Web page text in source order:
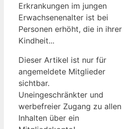
Erkrankungen im jungen
Erwachsenenalter ist bei
Personen erhöht, die in ihrer
Kindheit...
Dieser Artikel ist nur für
angemeldete Mitglieder
sichtbar.
Uneingeschränkter und
werbefreier Zugang zu allen
Inhalten über ein